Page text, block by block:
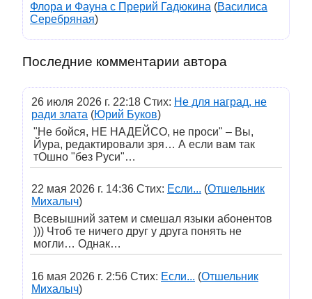
Флора и Фауна с Прерий Гадюкина (Василиса
Серебряная)
Последние комментарии автора
26 июля 2026 г. 22:18 Стих: Не для наград, не
ради злата (Юрий Буков)
"Не бойся, НЕ НАДЕЙСО, не проси" – Вы,
Йура, редактировали зря… А если вам так
тОшно "без Руси"…
22 мая 2026 г. 14:36 Стих: Если... (Отшельник
Михалыч)
Всевышний затем и смешал языки абонентов
))) Чтоб те ничего друг у друга понять не
могли… Однак…
16 мая 2026 г. 2:56 Стих: Если... (Отшельник
Михалыч)